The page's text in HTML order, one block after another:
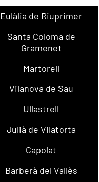
Eulàlia de Riuprimer
Santa Coloma de
Gramenet
Martorell
Vilanova de Sau
Ullastrell
Julià de Vilatorta
Capolat
Barberà del Vallès